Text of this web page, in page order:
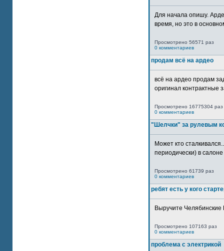
Для начала опишу.
время, но это в
Просмотрено 56571 раз
0 комментариев
продам всё на ардео
всё на ардео продам
оригинал контрактные
Просмотрено 16775304 раз
0 комментариев
"Шелчки" за рулевым
Может кто
периодически) в
Просмотрено 61739 раз
0 комментариев
ребят есть у кого
Выручите
Просмотрено 107163 раз
0 комментариев
проблема с электрикой